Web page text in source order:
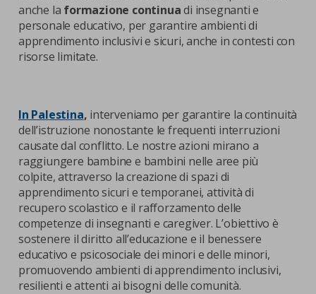
anche la formazione continuadi insegnanti e
personale educativo, per garantire ambienti di
apprendimento inclusivi e sicuri, anche in contesti con
risorse limitate.
In Palestina, interveniamo per garantire la continuità
dell’istruzione nonostante le frequenti interruzioni
causate dal conflitto. Le nostre azioni mirano a
raggiungere bambine e bambini nelle aree più
colpite, attraverso la creazione di spazi di
apprendimento sicuri e temporanei, attività di
recupero scolastico e il rafforzamento delle
competenze di insegnanti e caregiver. L’obiettivo è
sostenere il diritto all’educazione e il benessere
educativo e psicosociale dei minori e delle minori,
promuovendo ambienti di apprendimento inclusivi,
resilienti e attenti ai bisogni delle comunità.